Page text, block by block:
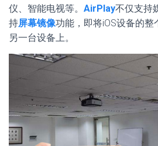
仪、智能电视等。 AirPlay不仅支持
持屏幕镜像功能，即将iOS设备的
另一台设备上。